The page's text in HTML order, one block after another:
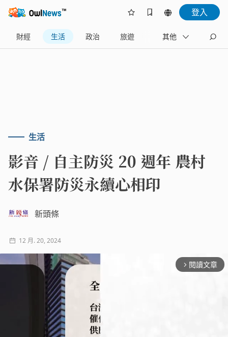
登入
財經 生活 政治 旅遊 體育
其他
生活
影音 / 自主防災 20 週年 農村
水保署防災永續心相印
新頭條
12 月. 20, 2024
arrow_forward_ios 閱讀文章